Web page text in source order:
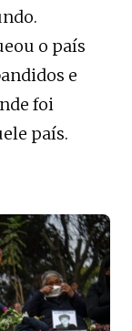
o país
e
foi
país.